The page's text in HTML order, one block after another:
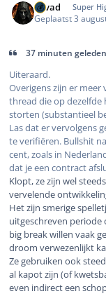
devad Super
Geplaatst3
37 minuten
Uiteraard.
Overigens zijn er
thread die op dezelfde
storten (substantieel
Las dat er vervolgens
te verifiëren. Bullshit
cent, zoals in
dat je een contract
Klopt, ze zijn wel
vervelende
Het zijn smerige
uitgeschreven periode
big break willen vaak
droom verwezenlijkt
Ze gebruiken ook
al kapot zijn (of
even indirect een